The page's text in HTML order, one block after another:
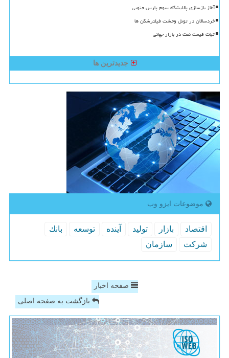
آغاز بازسازی پالایشگاه سوم پارس جنوبی
خردسالان در تونل وحشت فیلترشکن ها
ثبات قیمت نفت در بازار جهانی
جدیدترین ها
موضوعات ایزو وب
اقتصاد بازار تولید آینده توسعه
بانك
شركت
سازمان
صفحه اخبار
بازگشت به صفحه اصلی